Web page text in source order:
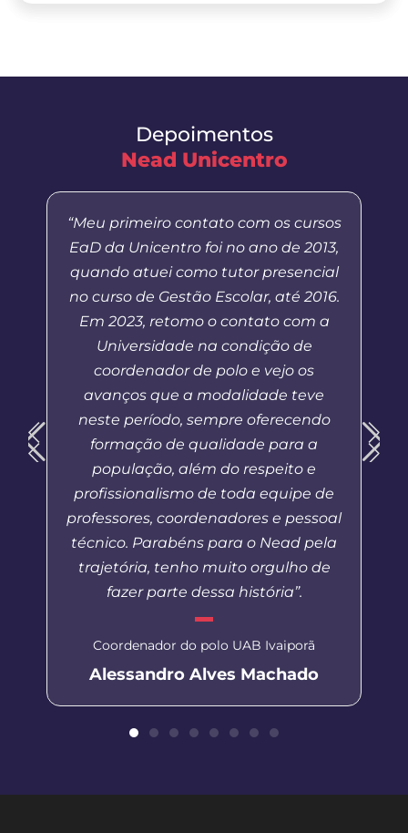
Depoimentos
Nead Unicentro
“Meu primeiro contato com os cursos
EaD da Unicentro foi no ano de 2013,
quando atuei como tutor presencial
no curso de Gestão Escolar, até 2016.
Em 2023, retomo o contato com a
Universidade na condição de
coordenador de polo e vejo os
avanços que a modalidade teve
neste período, sempre oferecendo
formação de qualidade para a
população, além do respeito e
profissionalismo de toda equipe de
professores, coordenadores e pessoal
técnico. Parabéns para o Nead pela
trajetória, tenho muito orgulho de
fazer parte dessa história”.
Coordenador do polo UAB Ivaiporã
Alessandro Alves Machado